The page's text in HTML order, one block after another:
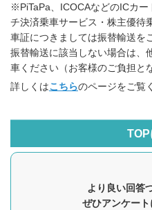
※PiTaPa、ICOCAなどのICカ
チ決済乗車サービス・株主優待
車証につきましては振替輸送を
振替輸送に該当しない場合は、
車ください（お客様のご負担と
詳しくはこちらのページをご覧
TOP
より良い回答
ぜひアンケー